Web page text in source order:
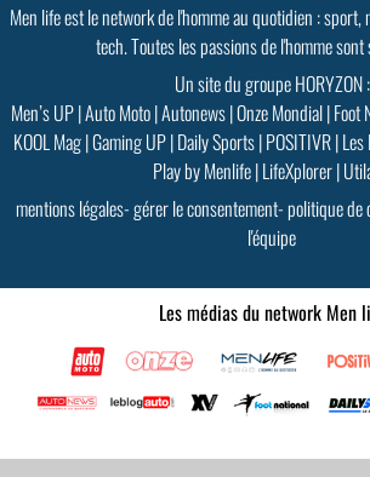
Men life est le network de l'homme au quotidien :
tech. Toutes les passions de l'homme
Un site du groupe HORYZON :
Men’s UP|Auto Moto|Autonews|Onze Mondial|Foot
KOOL Mag|Gaming UP|Daily Sports|POSITIVR|
Play by Menlife|LifeXplorer|
mentions légales-gérer le consentement-politique de
l'équipe
Les médias du network Men